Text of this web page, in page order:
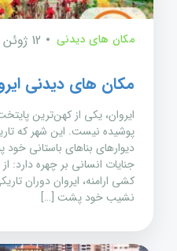
مکان های دیدنی 12 ژوئن 2024
مکان های دیدنی
ایروان، یکی از کهن‌ترین
پوشیده نیست. این شهر که
دیوارهای بناهای باستانی خود
جنایات انسانی بر چهره دارد:
کشی ارامنه، ایروان دوران
نشیب خود پشت […]